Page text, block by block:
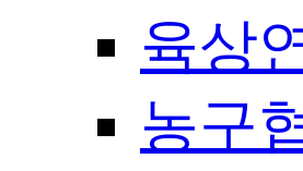
육상
농구